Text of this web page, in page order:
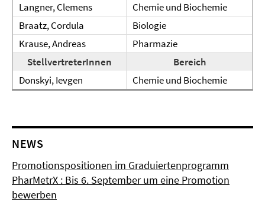
Langner, Clemens
Chemie und Biochemie
Braatz, Cordula
Biologie
Krause, Andreas
Pharmazie
StellvertreterInnen
Bereich
Donskyi, Ievgen
Chemie und Biochemie
NEWS
Promotionspositionen im Graduiertenprogramm
PharMetrX : Bis 6. September um eine Promotion
bewerben